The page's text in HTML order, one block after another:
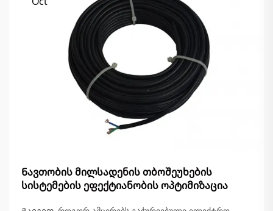
Ნავთობის მილსადენის თბოშეუხების
სისტემების ეფექტიანობის ოპტიმიზაცია